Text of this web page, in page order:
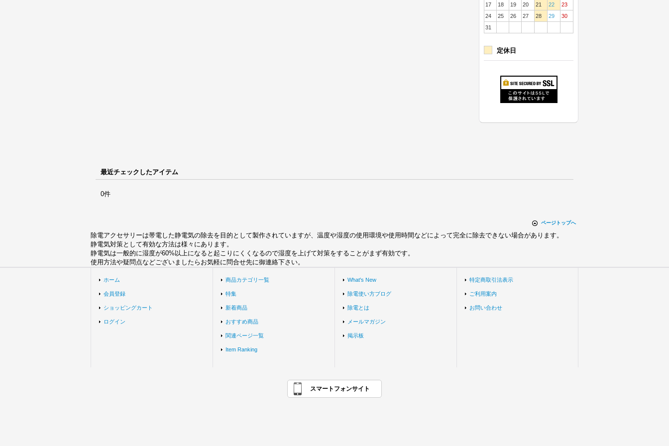
17
18 19 20 21 22
23
24
25 26 27 28 29
30
31
定休日
最近チェックしたアイテム
0件
ページトップへ
除電アクセサリーは帯電した静電気の除去を目的として製作されていますが、温度や湿度の使用環境や使用時間などによって完全に除去できない場合があります。
静電気対策として有効な方法は様々にあります。
静電気は一般的に湿度が60%以上になると起こりにくくなるので湿度を上げて対策をすることがまず有効です。
使用方法や疑問点などございましたらお気軽に問合せ先に御連絡下さい。
ホーム
会員登録
ショッピングカート
ログイン
商品カテゴリ一覧
特集
新着商品
おすすめ商品
関連ページ一覧
Item Ranking
What's New
除電使い方ブログ
除電とは
メールマガジン
掲示板
特定商取引法表示
ご利用案内
お問い合わせ
スマートフォンサイト